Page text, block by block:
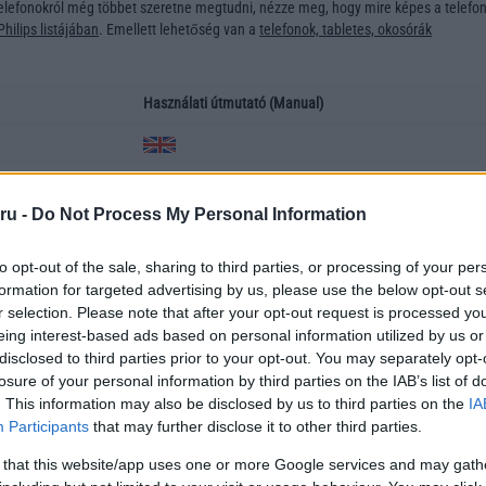
- Do Not Process My Personal Information
opt-out of the sale, sharing to third parties, or processing of your
for targeted advertising by us, please use the below opt-out
selection. Please note that after your opt-out request is processed
interest-based ads based on personal information utilized by us
to third parties prior to your opt-out. You may separately
of your personal information by third parties on the IAB’s list of
This information may also be disclosed by us to third parties on the
Participants that may further disclose it to other third parties.
that this website/app uses one or more Google services and may
még többet szeretne megtudni, nézze meg, hogy mire képes a
listájában . Emellett lehetőség van a telefonok, tabletes, okosórák
Használati útmutató (Manual)
vannak. A PDF fájlok az INGYENES Acrobat Reader nevű programmal
le.
útmutatót? Írjon nekünk azinfo@telefonguru.huemailcímre, és
leírást. Igyekszünk rendszeresen frissíteni ezt az adatbázist, mivel úgy
pdf formátumban is elérhetőek a telefonok használati útmutatói